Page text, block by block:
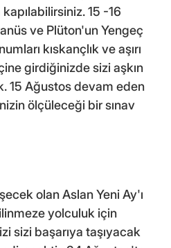
15 -16
ve Plüton'un Yengeç
kıskançlık ve aşırı
girdiğinizde sizi aşkın
15 Ağustos devam eden
ölçüleceği bir sınav
olan Aslan Yeni Ay'ı
yolculuk için
sizi başarıya taşıyacak